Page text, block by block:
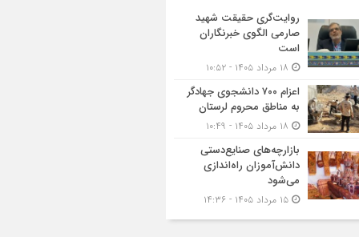
روایت‌گری حقیقت شهید
صارمی الگوی خبرنگاران
است
اعزام ۷۰۰ دانشجوی جهادگر
به مناطق محروم لرستان
بازارچه‌های صنایع‌دستی
دانش‌آموزان راه‌اندازی
می‌شود